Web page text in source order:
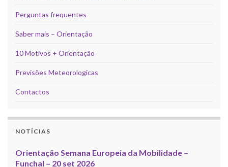
Perguntas frequentes
Saber mais – Orientação
10 Motivos + Orientação
Previsões Meteorologicas
Contactos
NOTÍCIAS
Orientação Semana Europeia da Mobilidade –
Funchal – 20 set 2026